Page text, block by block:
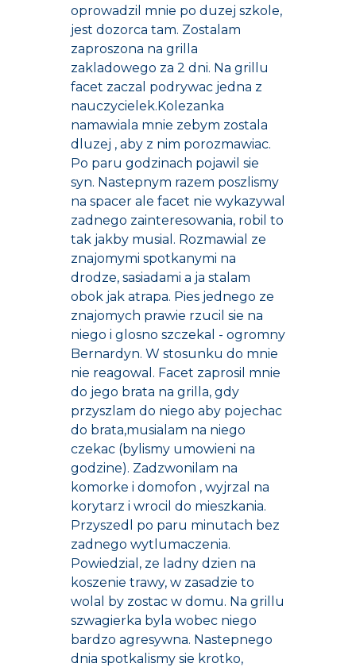
oprowadzil mnie po duzej szkole,
jest dozorca tam. Zostalam
zaproszona na grilla
zakladowego za 2 dni. Na grillu
facet zaczal podrywac jedna z
nauczycielek.Kolezanka
namawiala mnie zebym zostala
dluzej , aby z nim porozmawiac.
Po paru godzinach pojawil sie
syn. Nastepnym razem poszlismy
na spacer ale facet nie wykazywal
zadnego zainteresowania, robil to
tak jakby musial. Rozmawial ze
znajomymi spotkanymi na
drodze, sasiadami a ja stalam
obok jak atrapa. Pies jednego ze
znajomych prawie rzucil sie na
niego i glosno szczekal - ogromny
Bernardyn. W stosunku do mnie
nie reagowal. Facet zaprosil mnie
do jego brata na grilla, gdy
przyszlam do niego aby pojechac
do brata,musialam na niego
czekac (bylismy umowieni na
godzine). Zadzwonilam na
komorke i domofon , wyjrzal na
korytarz i wrocil do mieszkania.
Przyszedl po paru minutach bez
zadnego wytlumaczenia.
Powiedzial, ze ladny dzien na
koszenie trawy, w zasadzie to
wolal by zostac w domu. Na grillu
szwagierka byla wobec niego
bardzo agresywna. Nastepnego
dnia spotkalismy sie krotko,